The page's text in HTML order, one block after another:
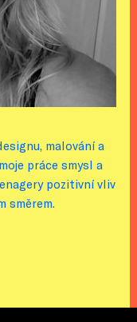
malování a
práce smysl a
pozitivní vliv
směrem.